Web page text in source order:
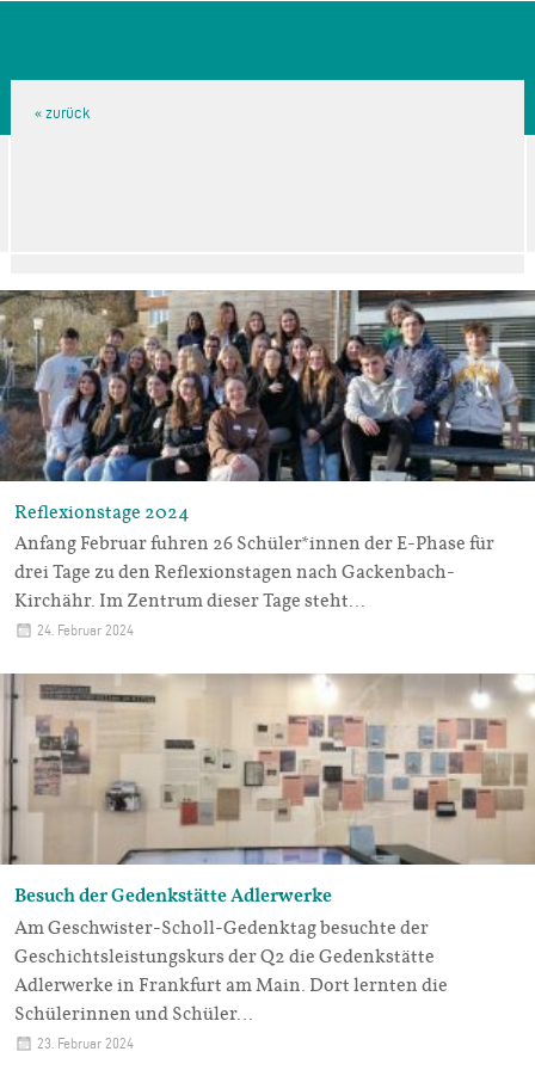
Reflexionstage 2024
Anfang Februar fuhren 26 Schüler*innen der E-Phase für
drei Tage zu den Reflexionstagen nach Gackenbach-
Kirchähr. Im Zentrum dieser Tage steht…
24. Februar 2024
Besuch der Gedenkstätte Adlerwerke
Am Geschwister-Scholl-Gedenktag besuchte der
Geschichtsleistungskurs der Q2 die Gedenkstätte
Adlerwerke in Frankfurt am Main. Dort lernten die
Schülerinnen und Schüler…
23. Februar 2024